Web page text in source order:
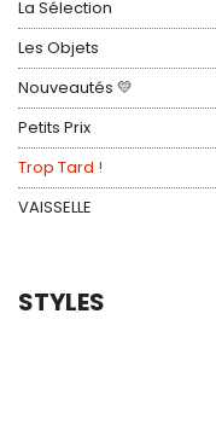
La Sélection
Les Objets
Nouveautés 💛
Petits Prix
Trop Tard !
VAISSELLE
STYLES